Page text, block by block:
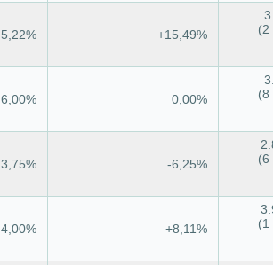
5,22% +15,49%
(2
6,00% 0,00%
(8
3,75% -6,25%
(6
4,00% +8,11%
(1